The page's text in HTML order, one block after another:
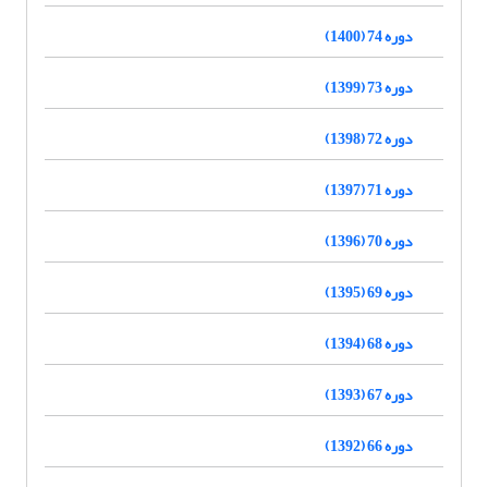
دوره 74 (1400)
دوره 73 (1399)
دوره 72 (1398)
دوره 71 (1397)
دوره 70 (1396)
دوره 69 (1395)
دوره 68 (1394)
دوره 67 (1393)
دوره 66 (1392)